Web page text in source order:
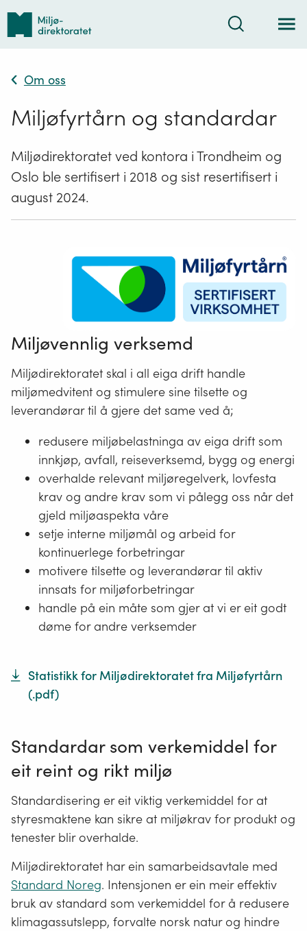
Tilbake
forsiden
Søk
Om oss
Miljøfyrtårn og standardar
Miljødirektoratet ved kontora i Trondheim og
Oslo ble sertifisert i 2018 og sist resertifisert i
august 2024.
Miljøvennlig verksemd
Miljødirektoratet skal i all eiga drift handle
miljømedvitent og stimulere sine tilsette og
leverandørar til å gjere det same ved å;
redusere miljøbelastninga av eiga drift som
innkjøp, avfall, reiseverksemd, bygg og energi
overhalde relevant miljøregelverk, lovfesta
krav og andre krav som vi pålegg oss når det
gjeld miljøaspekta våre
setje interne miljømål og arbeid for
kontinuerlege forbetringar
motivere tilsette og leverandørar til aktiv
innsats for miljøforbetringar
handle på ein måte som gjer at vi er eit godt
døme for andre verksemder
Statistikk for Miljødirektoratet fra Miljøfyrtårn
(.pdf)
Standardar som verkemiddel for
eit reint og rikt miljø
Standardisering er eit viktig verkemiddel for at
styresmaktene kan sikre at miljøkrav for produkt og
tenester blir overhalde.
Miljødirektoratet har ein samarbeidsavtale med
Standard Noreg. Intensjonen er ein meir effektiv
bruk av standard som verkemiddel for å redusere
klimagassutslepp, forvalte norsk natur og hindre